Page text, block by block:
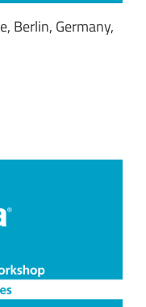
Berlin, Germany,